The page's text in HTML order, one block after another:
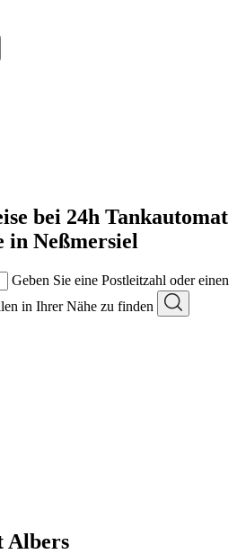
bei 24h Tankautomat
in Neßmersiel
Geben Sie eine Postleitzahl oder einen
in Ihrer Nähe zu finden
Albers